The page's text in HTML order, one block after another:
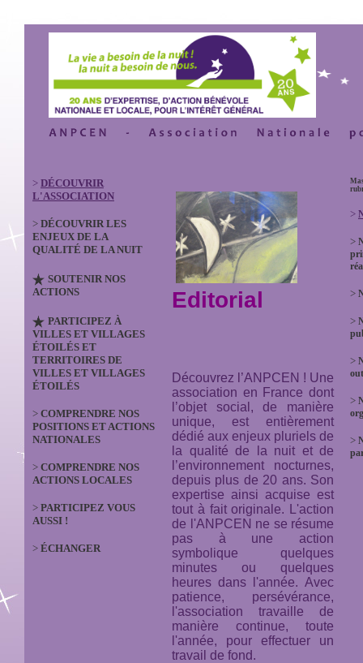
> DÉCOUVRIR
L'ASSOCIATION
> DÉCOUVRIR LES
ENJEUX DE LA
QUALITÉ DE LA NUIT
SOUTENIR NOS
ACTIONS
PARTICIPEZ À
VILLES ET VILLAGES
ÉTOILÉS ET
TERRITOIRES DE
VILLES ET VILLAGES
ÉTOILÉS
> COMPRENDRE NOS
POSITIONS ET ACTIONS
NATIONALES
> COMPRENDRE NOS
ACTIONS LOCALES
> PARTICIPEZ VOUS
AUSSI !
> ÉCHANGER
Editorial
Découvrez l’ANPCEN ! Une
association en France dont
l’objet social, de manière
unique, est entièrement
dédié aux enjeux pluriels de
la qualité de la nuit et de
l’environnement nocturnes,
depuis plus de 20 ans. Son
expertise ainsi acquise est
tout à fait originale. L'action
de l'ANPCEN ne se résume
pas à une action
symbolique quelques
minutes ou quelques
heures dans l'année. Avec
patience, persévérance,
l'association travaille de
manière continue, toute
l'année, pour effectuer un
travail de fond.
>
>
>
>
>
>
>